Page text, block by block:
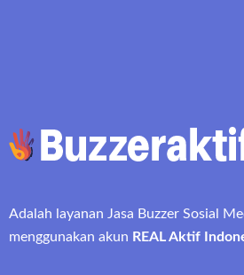
Adalah layanan Jasa Buzzer Sosial
menggunakan akun REAL Aktif